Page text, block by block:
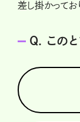
差し掛かってお
Q. この